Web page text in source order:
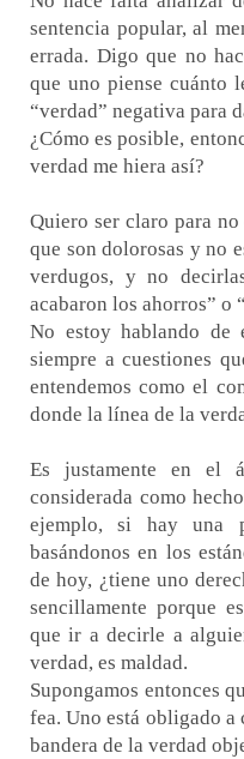
sentencia popular, al
errada. Digo que no
que uno piense cuánto
“verdad” negativa para
¿Cómo es posible,
verdad me hiera así?
Quiero ser claro para
que son dolorosas y no
verdugos, y no
acabaron los ahorros” o
No estoy hablando de
siempre a cuestiones
entendemos como el
donde la línea de la
Es justamente en el
considerada como
ejemplo, si hay una
basándonos en los
de hoy, ¿tiene uno
sencillamente porque
que ir a decirle a
verdad, es maldad.
Supongamos entonces
fea. Uno está obligado a
bandera de la verdad